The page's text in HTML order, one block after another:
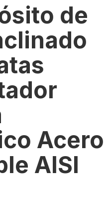
de
Acero
AISI